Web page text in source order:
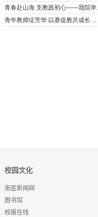
校园文化
南医新闻网
图书馆
校报在线